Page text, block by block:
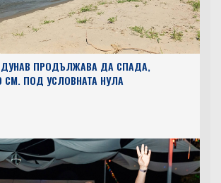
ДУНАВ ПРОДЪЛЖАВА ДА СПАДА,
СМ. ПОД УСЛОВНАТА НУЛА